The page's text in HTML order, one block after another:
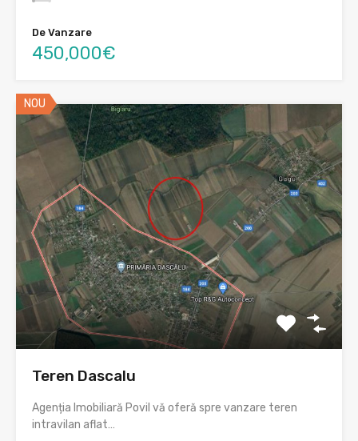
De Vanzare
450,000€
NOU
Teren Dascalu
Agenția Imobiliară Povil vă oferă spre vanzare teren
intravilan aflat…